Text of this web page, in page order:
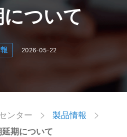
ついて
2026-05-22
ンター
製品情報
期について